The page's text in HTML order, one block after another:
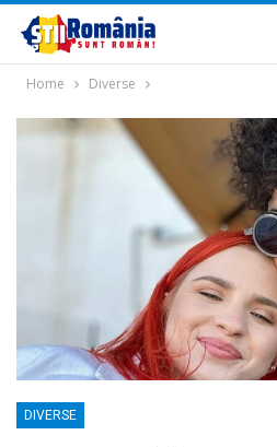
Home Diverse
DIVERSE